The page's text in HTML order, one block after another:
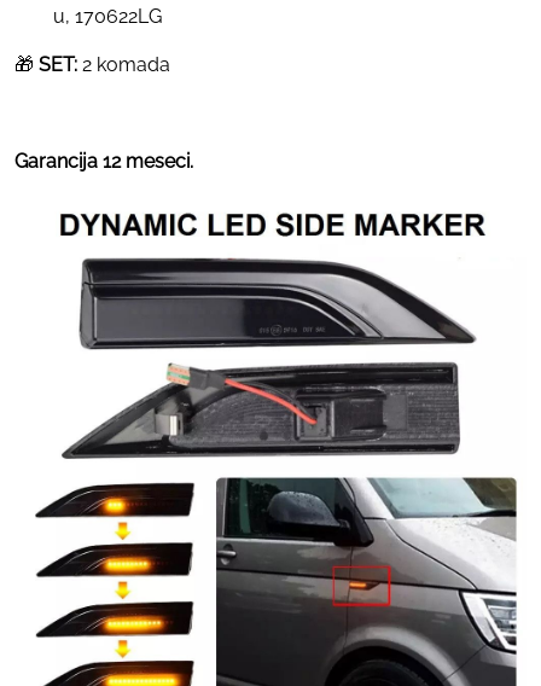
u, 170622LG
🎁 SET: 2 komada
Garancija 12 meseci.